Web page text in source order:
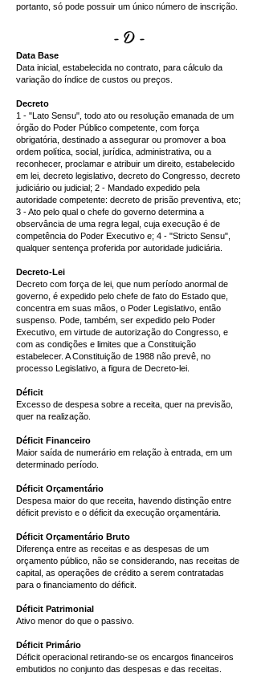
portanto, só pode possuir um único número de inscrição.
- D -
Data Base
Data inicial, estabelecida no contrato, para cálculo da
variação do índice de custos ou preços.
Decreto
1 - "Lato Sensu", todo ato ou resolução emanada de um
órgão do Poder Público competente, com força
obrigatória, destinado a assegurar ou promover a boa
ordem política, social, jurídica, administrativa, ou a
reconhecer, proclamar e atribuir um direito, estabelecido
em lei, decreto legislativo, decreto do Congresso, decreto
judiciário ou judicial; 2 - Mandado expedido pela
autoridade competente: decreto de prisão preventiva, etc;
3 - Ato pelo qual o chefe do governo determina a
observância de uma regra legal, cuja execução é de
competência do Poder Executivo e; 4 - "Stricto Sensu",
qualquer sentença proferida por autoridade judiciária.
Decreto-Lei
Decreto com força de lei, que num período anormal de
governo, é expedido pelo chefe de fato do Estado que,
concentra em suas mãos, o Poder Legislativo, então
suspenso. Pode, também, ser expedido pelo Poder
Executivo, em virtude de autorização do Congresso, e
com as condições e limites que a Constituição
estabelecer. A Constituição de 1988 não prevê, no
processo Legislativo, a figura de Decreto-lei.
Déficit
Excesso de despesa sobre a receita, quer na previsão,
quer na realização.
Déficit Financeiro
Maior saída de numerário em relação à entrada, em um
determinado período.
Déficit Orçamentário
Despesa maior do que receita, havendo distinção entre
déficit previsto e o déficit da execução orçamentária.
Déficit Orçamentário Bruto
Diferença entre as receitas e as despesas de um
orçamento público, não se considerando, nas receitas de
capital, as operações de crédito a serem contratadas
para o financiamento do déficit.
Déficit Patrimonial
Ativo menor do que o passivo.
Déficit Primário
Déficit operacional retirando-se os encargos financeiros
embutidos no conjunto das despesas e das receitas.